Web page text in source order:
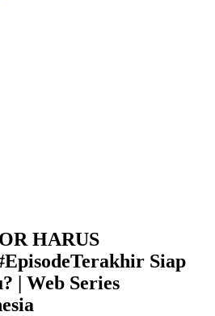
HARUS
Siap
| Web Series